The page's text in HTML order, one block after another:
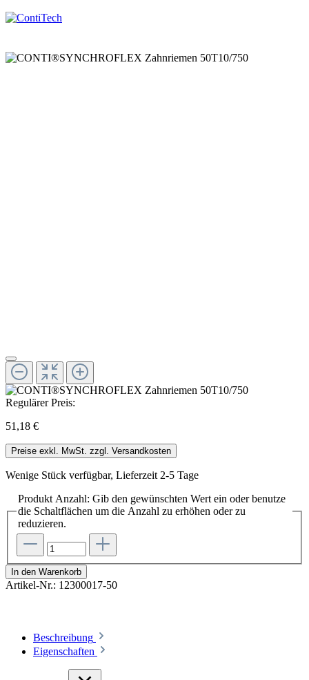
Regulärer Preis:
51,18 €
Preise exkl. MwSt. zzgl. Versandkosten
Wenige Stück verfügbar, Lieferzeit 2-5 Tage
Produkt Anzahl: Gib den gewünschten Wert ein oder benutze
die Schaltflächen um die Anzahl zu erhöhen oder zu
reduzieren.
In den Warenkorb
Artikel-Nr.: 12300017-50
Beschreibung
Eigenschaften